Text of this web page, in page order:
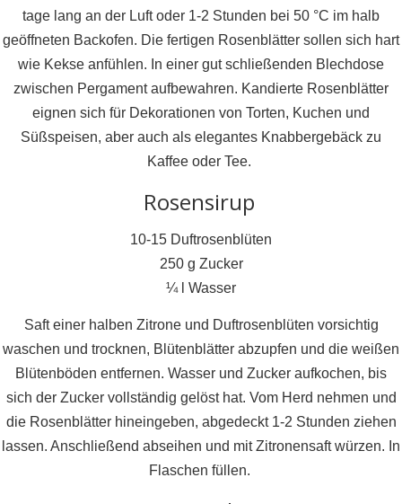
tage lang an der Luft oder 1-2 Stunden bei 50 °C im halb
geöffneten Backofen. Die fertigen Rosenblätter sollen sich hart
wie Kekse anfühlen. In einer gut schließenden Blechdose
zwischen Pergament aufbewahren. Kandierte Rosenblätter
eignen sich für Dekorationen von Torten, Kuchen und
Süßspeisen, aber auch als elegantes Knabbergebäck zu
Kaffee oder Tee.
Rosensirup
10-15 Duftrosenblüten
250 g Zucker
¼ l Wasser
Saft einer halben Zitrone und Duftrosenblüten vorsichtig
waschen und trocknen, Blütenblätter abzupfen und die weißen
Blütenböden entfernen. Wasser und Zucker aufkochen, bis
sich der Zucker vollständig gelöst hat. Vom Herd nehmen und
die Rosenblätter hineingeben, abgedeckt 1-2 Stunden ziehen
lassen. Anschließend abseihen und mit Zitronensaft würzen. In
Flaschen füllen.